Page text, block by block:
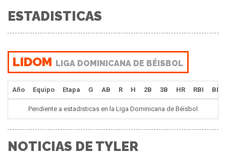
ESTADISTICAS
LIDOM LIGA DOMINICANA DE BÉISBOL
Año Equipo Etapa G AB R H 2B 3B HR RBI BB
Pendiente a estadisticas en la Liga Dominicana de Béisbol
NOTICIAS DE TYLER